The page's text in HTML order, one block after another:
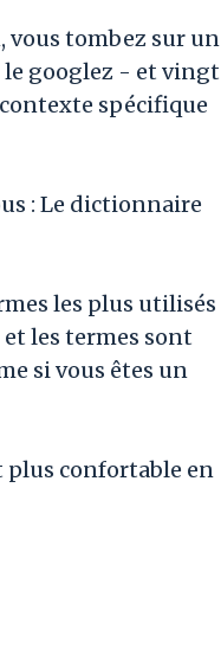
vous tombez sur un
googlez - et vingt
spécifique
: Le dictionnaire
les plus utilisés
les termes sont
si vous êtes un
plus confortable en